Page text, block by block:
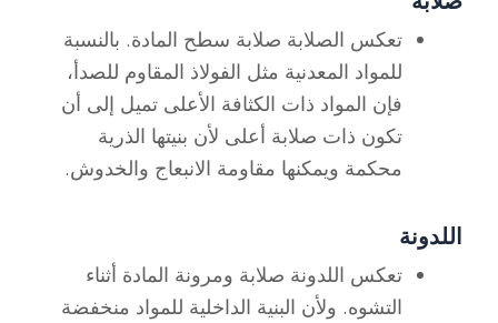
تعكس الصلابة صلابة سطح المادة. بالنسبة
للمواد المعدنية مثل الفولاذ المقاوم للصدأ،
فإن المواد ذات الكثافة الأعلى تميل إلى أن
تكون ذات صلابة أعلى لأن بنيتها الذرية
محكمة ويمكنها مقاومة الانبعاج والخدوش.
اللدونة
تعكس اللدونة صلابة ومرونة المادة أثناء
التشوه. ولأن البنية الداخلية للمواد منخفضة